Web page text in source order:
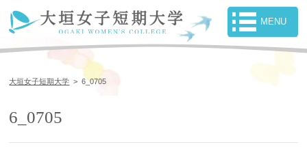
大垣女子短期大学 >6_0705
6_0705